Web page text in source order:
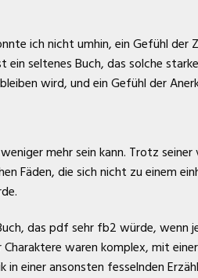
ich nicht umhin, ein Gefühl
seltenes Buch, das solche
wird, und ein Gefühl der
mehr sein kann. Trotz
Fäden, die sich nicht zu einem
das pdf sehr fb2 würde,
waren komplex, mit
einer ansonsten fesselnden